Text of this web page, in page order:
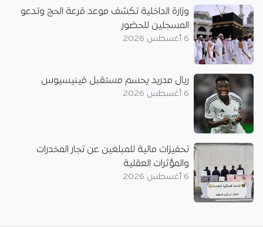
وزارة الداخلية تكشف موعد قرعة الحج وتدعو
المسجلين للحضور
6 أغسطس 2026
ريال مدريد يحسم مستقبل فينيسيوس
6 أغسطس 2026
تحفيزات مالية للمبلغين عن تجار المخدرات
والمؤثرات العقلية
6 أغسطس 2026